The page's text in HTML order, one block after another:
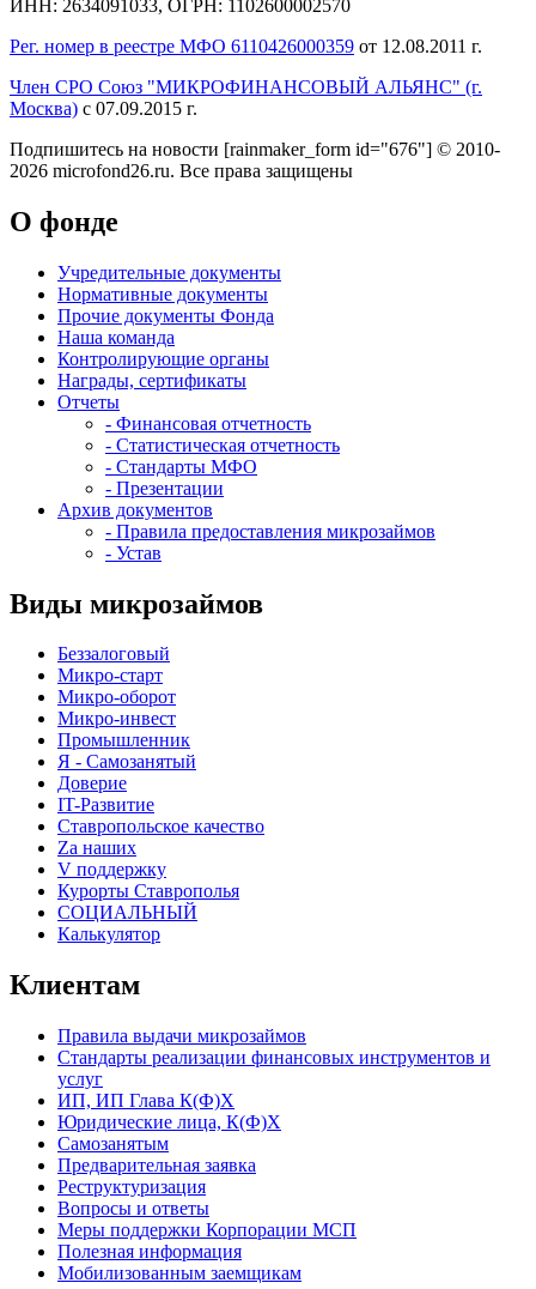
ИНН: 2634091033, ОГРН: 1102600002570
Рег. номер в реестре МФО 6110426000359 от 12.08.2011 г.
Член СРО Союз "МИКРОФИНАНСОВЫЙ АЛЬЯНС" (г.
Москва) с 07.09.2015 г.
Подпишитесь на новости [rainmaker_form id="676"] © 2010-
2026 microfond26.ru. Все права защищены
О фонде
Учредительные документы
Нормативные документы
Прочие документы Фонда
Наша команда
Контролирующие органы
Награды, сертификаты
Отчеты
- Финансовая отчетность
- Статистическая отчетность
- Стандарты МФО
- Презентации
Архив документов
- Правила предоставления микрозаймов
- Устав
Виды микрозаймов
Беззалоговый
Микро-старт
Микро-оборот
Микро-инвест
Промышленник
Я - Самозанятый
Доверие
IT-Развитие
Ставропольское качество
Za наших
V поддержку
Курорты Ставрополья
СОЦИАЛЬНЫЙ
Калькулятор
Клиентам
Правила выдачи микрозаймов
Стандарты реализации финансовых инструментов и
услуг
ИП, ИП Глава К(Ф)Х
Юридические лица, К(Ф)Х
Самозанятым
Предварительная заявка
Реструктуризация
Вопросы и ответы
Меры поддержки Корпорации МСП
Полезная информация
Мобилизованным заемщикам